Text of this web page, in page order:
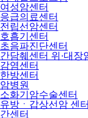
여성암센터
응급의료센터
전립선암센터
호흡기센터
초음파진단센터
간담췌센터 위·대장
감염센터
한방센터
암병원
소화기암수술센터
유방ㆍ갑상선암 센터
간센터